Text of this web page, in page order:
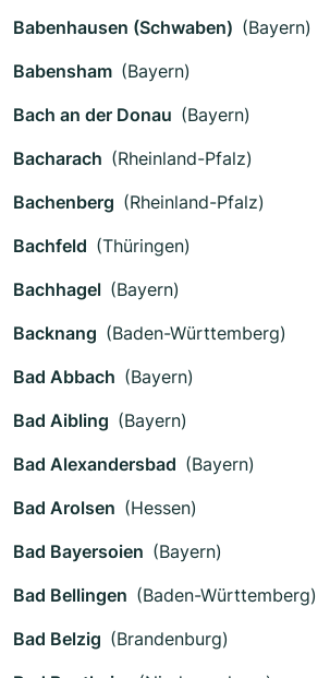
Babenhausen (Schwaben) (Bayern)
Babensham (Bayern)
Bach an der Donau (Bayern)
Bacharach (Rheinland-Pfalz)
Bachenberg (Rheinland-Pfalz)
Bachfeld (Thüringen)
Bachhagel (Bayern)
Backnang (Baden-Württemberg)
Bad Abbach (Bayern)
Bad Aibling (Bayern)
Bad Alexandersbad (Bayern)
Bad Arolsen (Hessen)
Bad Bayersoien (Bayern)
Bad Bellingen (Baden-Württemberg)
Bad Belzig (Brandenburg)